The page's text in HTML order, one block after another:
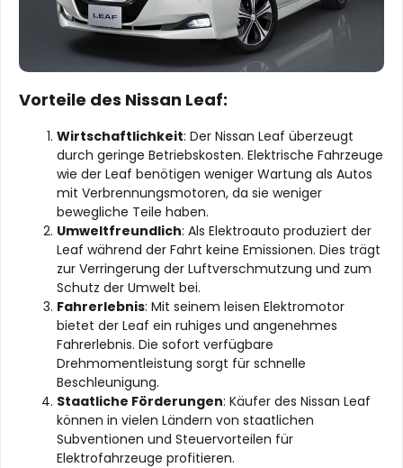
Vorteile des Nissan Leaf:
Wirtschaftlichkeit: Der Nissan Leaf überzeugt
durch geringe Betriebskosten. Elektrische Fahrzeuge
wie der Leaf benötigen weniger Wartung als Autos
mit Verbrennungsmotoren, da sie weniger
bewegliche Teile haben.
Umweltfreundlich: Als Elektroauto produziert der
Leaf während der Fahrt keine Emissionen. Dies trägt
zur Verringerung der Luftverschmutzung und zum
Schutz der Umwelt bei.
Fahrerlebnis: Mit seinem leisen Elektromotor
bietet der Leaf ein ruhiges und angenehmes
Fahrerlebnis. Die sofort verfügbare
Drehmomentleistung sorgt für schnelle
Beschleunigung.
Staatliche Förderungen: Käufer des Nissan Leaf
können in vielen Ländern von staatlichen
Subventionen und Steuervorteilen für
Elektrofahrzeuge profitieren.